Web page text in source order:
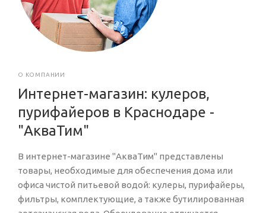
О КОМПАНИИ
Интернет-магазин: кулеров,
пурифайеров в Краснодаре -
"АкваТим"
В интернет-магазине "АкваТим" представлены
товары, необходимые для обеспечения дома или
офиса чистой питьевой водой: кулеры, пурифайеры,
фильтры, комплектующие, а также бутилированная